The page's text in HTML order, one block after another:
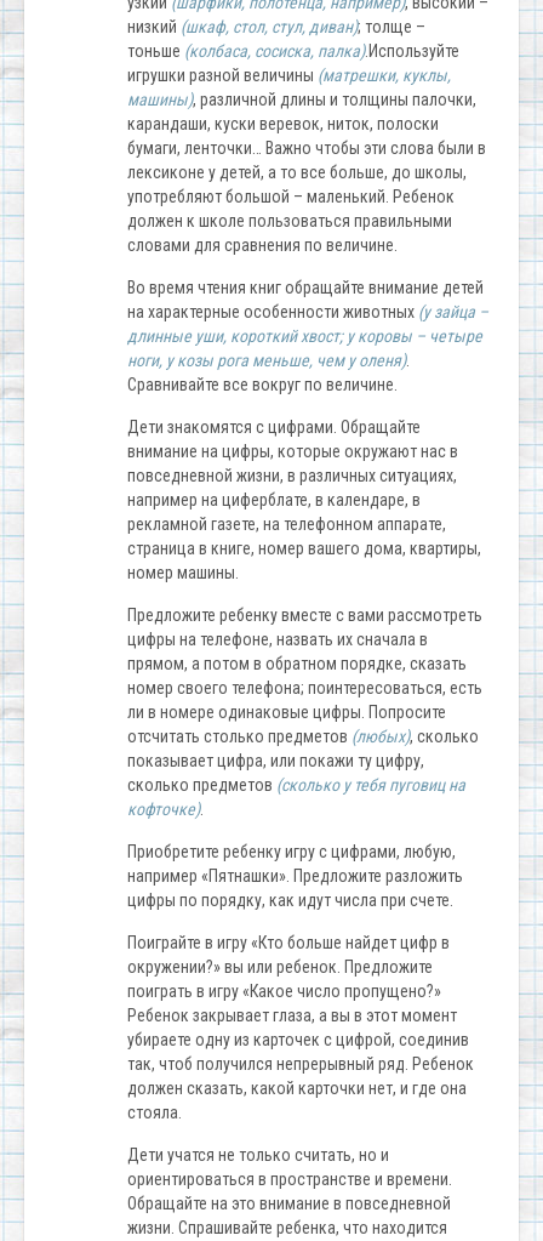
низкий (шкаф, стол, стул, диван); толще –
тоньше (колбаса, сосиска, палка).Используйте
игрушки разной величины (матрешки, куклы,
машины), различной длины и толщины палочки,
карандаши, куски веревок, ниток, полоски
бумаги, ленточки… Важно чтобы эти слова были в
лексиконе у детей, а то все больше, до школы,
употребляют большой – маленький. Ребенок
должен к школе пользоваться правильными
словами для сравнения по величине.
Во время чтения книг обращайте внимание детей
на характерные особенности животных (у зайца –
длинные уши, короткий хвост; у коровы – четыре
ноги, у козы рога меньше, чем у оленя).
Сравнивайте все вокруг по величине.
Дети знакомятся с цифрами. Обращайте
внимание на цифры, которые окружают нас в
повседневной жизни, в различных ситуациях,
например на циферблате, в календаре, в
рекламной газете, на телефонном аппарате,
страница в книге, номер вашего дома, квартиры,
номер машины.
Предложите ребенку вместе с вами рассмотреть
цифры на телефоне, назвать их сначала в
прямом, а потом в обратном порядке, сказать
номер своего телефона; поинтересоваться, есть
ли в номере одинаковые цифры. Попросите
отсчитать столько предметов (любых), сколько
показывает цифра, или покажи ту цифру,
сколько предметов (сколько у тебя пуговиц на
кофточке).
Приобретите ребенку игру с цифрами, любую,
например «Пятнашки». Предложите разложить
цифры по порядку, как идут числа при счете.
Поиграйте в игру «Кто больше найдет цифр в
окружении?» вы или ребенок. Предложите
поиграть в игру «Какое число пропущено?»
Ребенок закрывает глаза, а вы в этот момент
убираете одну из карточек с цифрой, соединив
так, чтоб получился непрерывный ряд. Ребенок
должен сказать, какой карточки нет, и где она
стояла.
Дети учатся не только считать, но и
ориентироваться в пространстве и времени.
Обращайте на это внимание в повседневной
жизни. Спрашивайте ребенка, что находится